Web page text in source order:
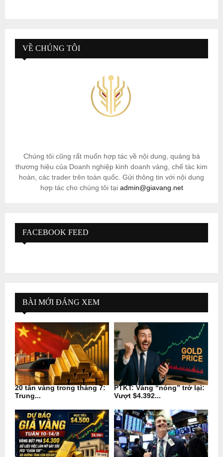
VỀ CHÚNG TÔI
Chúng tôi cũng rất muốn hợp tác về nội dung, quảng bá
thương hiệu của Doanh nghiệp kinh doanh vàng, chế tác kim
hoàn, các trader trên toàn quốc. Gửi thông tin với nội dung
hợp tác cho chúng tôi tại admin@giavang.net
FACEBOOK FEED
BÀI MỚI ĐÁNG XEM
20 tấn vàng trong tháng 7:
Trung...
PTKT: Vàng “nóng” trở lại:
Vượt $4.392...